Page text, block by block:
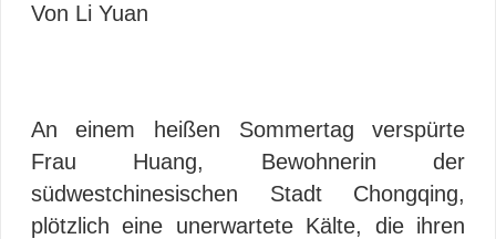
Von Li Yuan
An einem heißen Sommertag verspürte
Frau Huang, Bewohnerin der
südwestchinesischen Stadt Chongqing,
plötzlich eine unerwartete Kälte, die ihren